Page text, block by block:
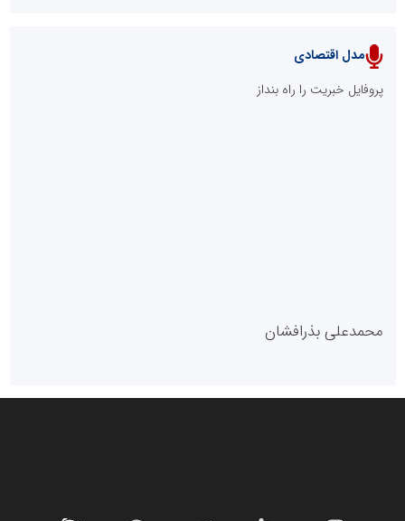
پایگاه خبری نهضت ملی مسکن
پایگاه خبری گفتمان یزد
مدل اقتصادی
پروفایل خبریت را راه بنداز
محمدعلی بذرافشان